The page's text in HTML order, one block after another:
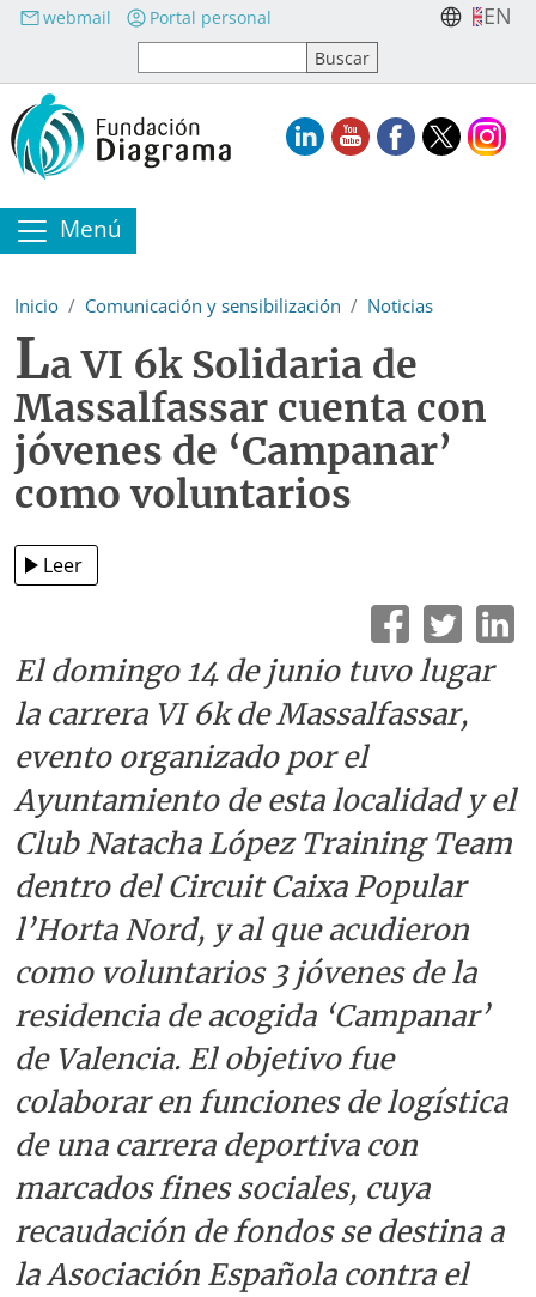
Pasar al contenido principal
webmail Portal personal EN
Menú
Inicio Comunicación y sensibilización Noticias
La VI 6k Solidaria de
Massalfassar cuenta con
jóvenes de ‘Campanar’
como voluntarios
Leer
El domingo 14 de junio tuvo lugar
la carrera VI 6k de Massalfassar,
evento organizado por el
Ayuntamiento de esta localidad y el
Club Natacha López Training Team
dentro del Circuit Caixa Popular
l’Horta Nord, y al que acudieron
como voluntarios 3 jóvenes de la
residencia de acogida ‘Campanar’
de Valencia. El objetivo fue
colaborar en funciones de logística
de una carrera deportiva con
marcados fines sociales, cuya
recaudación de fondos se destina a
la Asociación Española contra el